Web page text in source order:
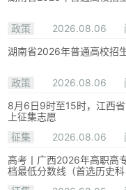
政策 2026.08.06
湖南省2026年普通高校招
政策 2026.08.06
8月6日9时至15时，江西
上征集志愿
征集
2026.08.06
高考丨广西2026年高职高
档最低分数线（首选历史科